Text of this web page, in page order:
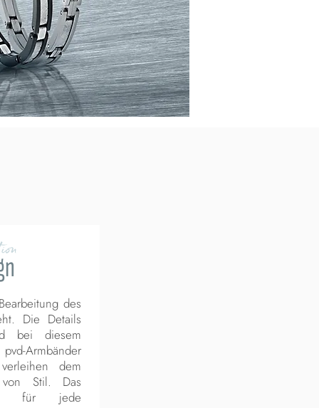
des
Die Details
bei diesem
Armbänder
dem
Stil. Das
für jede